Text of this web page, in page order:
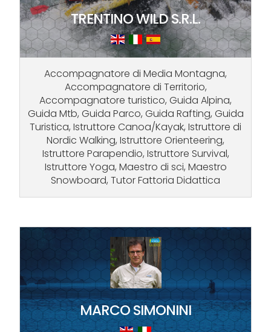
TRENTINO WILD S.R.L.
Accompagnatore di Media Montagna,
Accompagnatore di Territorio,
Accompagnatore turistico, Guida Alpina,
Guida Mtb, Guida Parco, Guida Rafting, Guida
Turistica, Istruttore Canoa/Kayak, Istruttore di
Nordic Walking, Istruttore Orienteering,
Istruttore Parapendio, Istruttore Survival,
Istruttore Yoga, Maestro di sci, Maestro
Snowboard, Tutor Fattoria Didattica
MARCO SIMONINI